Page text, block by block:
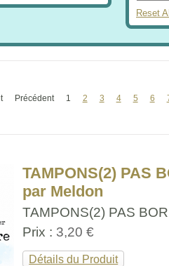
Reset
Précédent 1 2 3 4 5 6
TAMPONS(2) PAS
par Meldon
TAMPONS(2) PAS
Prix : 3,20 €
Détails du Produit